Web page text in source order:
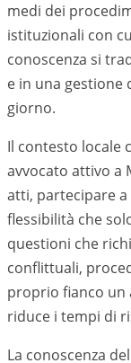
medi dei
istituzionali con
conoscenza si
e in una gestione
giorno.
Il contesto locale
avvocato attivo a
atti, partecipare
flessibilità che
questioni che
conflittuali,
proprio fianco un
riduce i tempi di
La conoscenza